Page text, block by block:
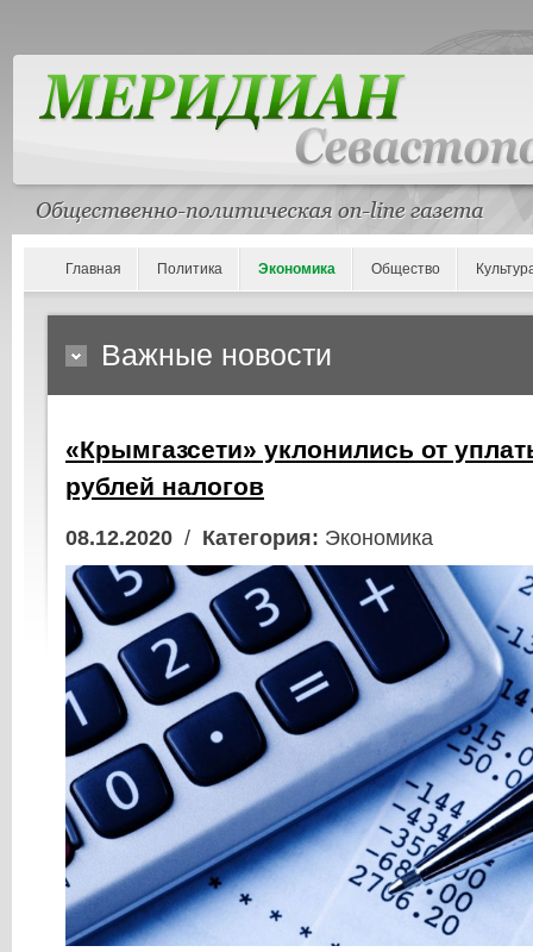
Главная Политика Экономика Общество
Важные новости
«Крымгазсети» уклонились от
рублей налогов
08.12.2020 / Категория: Экономика